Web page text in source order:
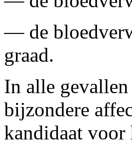
— de
graad.
In alle gevallen
bijzondere
kandidaat voor